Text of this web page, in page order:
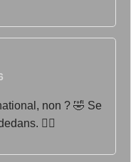
non ? 🤣 Se
🤦‍♂️